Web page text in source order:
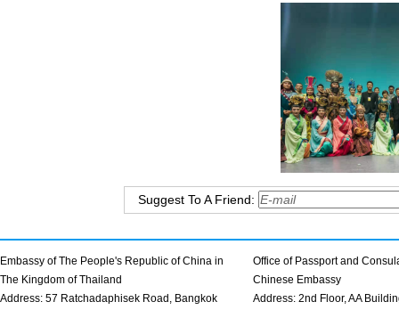
Suggest To A Friend:
Embassy of The People's Republic of China in
The Kingdom of Thailand
Address: 57 Ratchadaphisek Road, Bangkok
Office of Passport and
Chinese Embassy
Address: 2nd Floor, AA